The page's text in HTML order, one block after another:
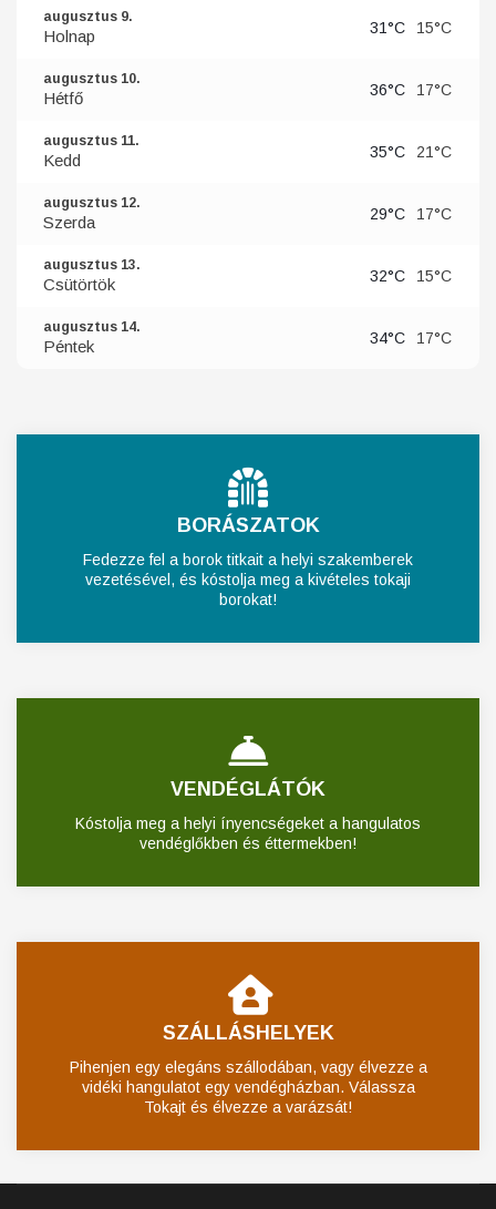
augusztus 9.
Holnap 31°C 15°C
augusztus 10.
Hétfő 36°C 17°C
augusztus 11.
Kedd 35°C 21°C
augusztus 12.
Szerda 29°C 17°C
augusztus 13.
Csütörtök 32°C 15°C
augusztus 14.
Péntek 34°C 17°C
BORÁSZATOK
Fedezze fel a borok titkait a helyi szakemberek
vezetésével, és kóstolja meg a kivételes tokaji
borokat!
VENDÉGLÁTÓK
Kóstolja meg a helyi ínyencségeket a hangulatos
vendéglőkben és éttermekben!
SZÁLLÁSHELYEK
Pihenjen egy elegáns szállodában, vagy élvezze a
vidéki hangulatot egy vendégházban. Válassza
Tokajt és élvezze a varázsát!